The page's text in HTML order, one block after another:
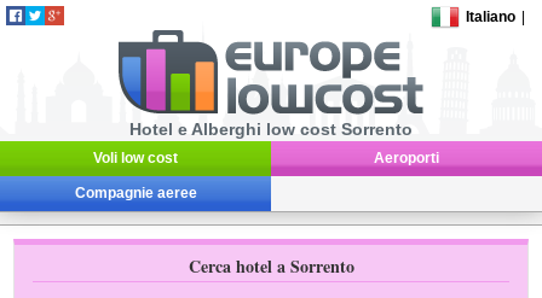
Italiano
Hotel e Alberghi low cost Sorrento
Voli low cost Aeroporti
Compagnie aeree
Cerca hotel a Sorrento